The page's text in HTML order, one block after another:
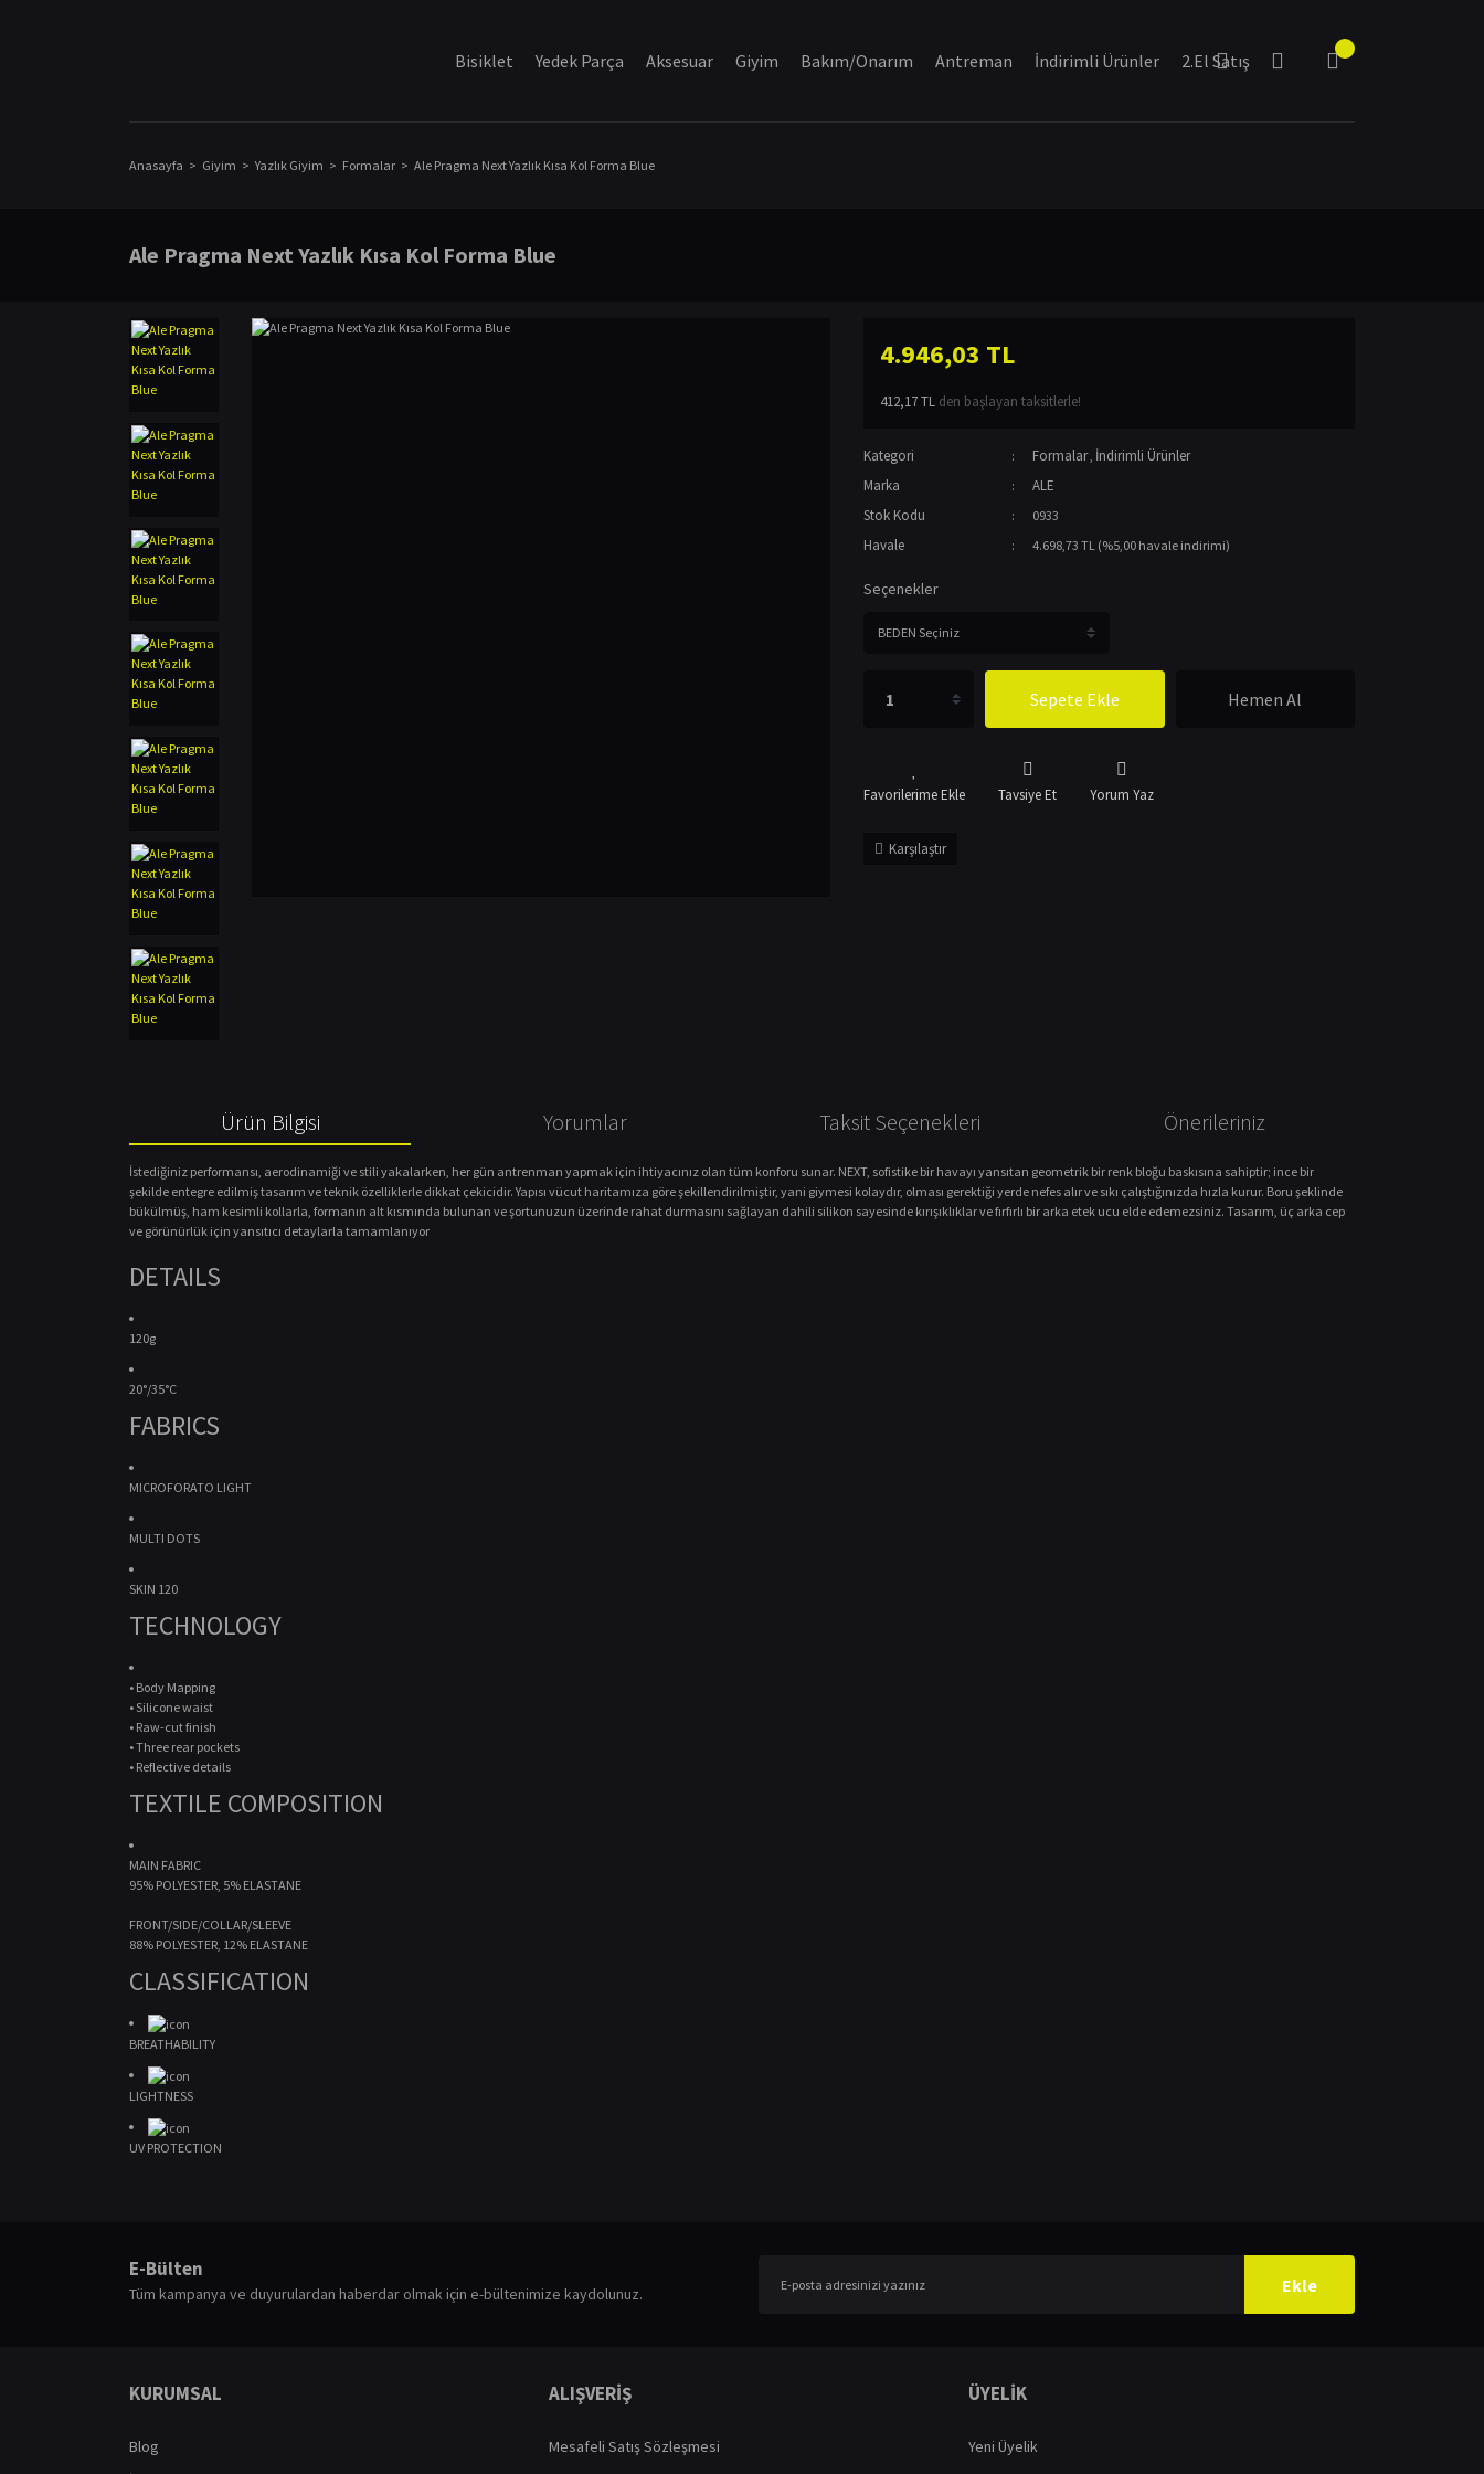
Bisiklet Yedek Parça Aksesuar Giyim Bakım/Onarım Antreman İndirimli Ürünler 2.El Satış
Anasayfa Giyim Yazlık Giyim Formalar Ale Pragma Next Yazlık Kısa Kol Forma Blue
Ale Pragma Next Yazlık Kısa Kol Forma Blue
4.946,03 TL
412,17 TL den başlayan taksitlerle!
Kategori Formalar, İndirimli Ürünler
Marka
ALE
Stok Kodu
0933
Havale 4.698,73 TL (%5,00 havale indirimi)
Seçenekler
Sepete Ekle Hemen Al
Tavsiye Et Yorum Yaz
Karşılaştır
Ürün Bilgisi Yorumlar Taksit Seçenekleri Önerileriniz
İstediğiniz performansı, aerodinamiği ve stili yakalarken, her gün antrenman yapmak için ihtiyacınız olan tüm konforu sunar. NEXT, sofistike bir havayı yansıtan geometrik bir renk bloğu baskısına sahiptir; ince bir
şekilde entegre edilmiş tasarım ve teknik özelliklerle dikkat çekicidir. Yapısı vücut haritamıza göre şekillendirilmiştir, yani giymesi kolaydır, olması gerektiği yerde nefes alır ve sıkı çalıştığınızda hızla kurur. Boru şeklinde
bükülmüş, ham kesimli kollarla, formanın alt kısmında bulunan ve şortunuzun üzerinde rahat durmasını sağlayan dahili silikon sayesinde kırışıklıklar ve fırfırlı bir arka etek ucu elde edemezsiniz. Tasarım, üç arka cep
ve görünürlük için yansıtıcı detaylarla tamamlanıyor
DETAILS
120g
20°/35°C
FABRICS
MICROFORATO LIGHT
MULTI DOTS
SKIN 120
TECHNOLOGY
• Body Mapping
• Silicone waist
• Raw-cut finish
• Three rear pockets
• Reflective details
TEXTILE COMPOSITION
MAIN FABRIC
95% POLYESTER, 5% ELASTANE
FRONT/SIDE/COLLAR/SLEEVE
88% POLYESTER, 12% ELASTANE
CLASSIFICATION
BREATHABILITY
LIGHTNESS
UV PROTECTION
Ürün resmi kalitesiz, bozuk veya görüntülenemiyor.
Ürün fiyatı diğer sitelerden daha pahalı.
E-Bülten
Tüm kampanya ve duyurulardan haberdar olmak için e-bültenimize kaydolunuz. Ekle
KURUMSAL
Blog
ALIŞVERİŞ
Mesafeli Satış Sözleşmesi
ÜYELİK
Yeni Üyelik